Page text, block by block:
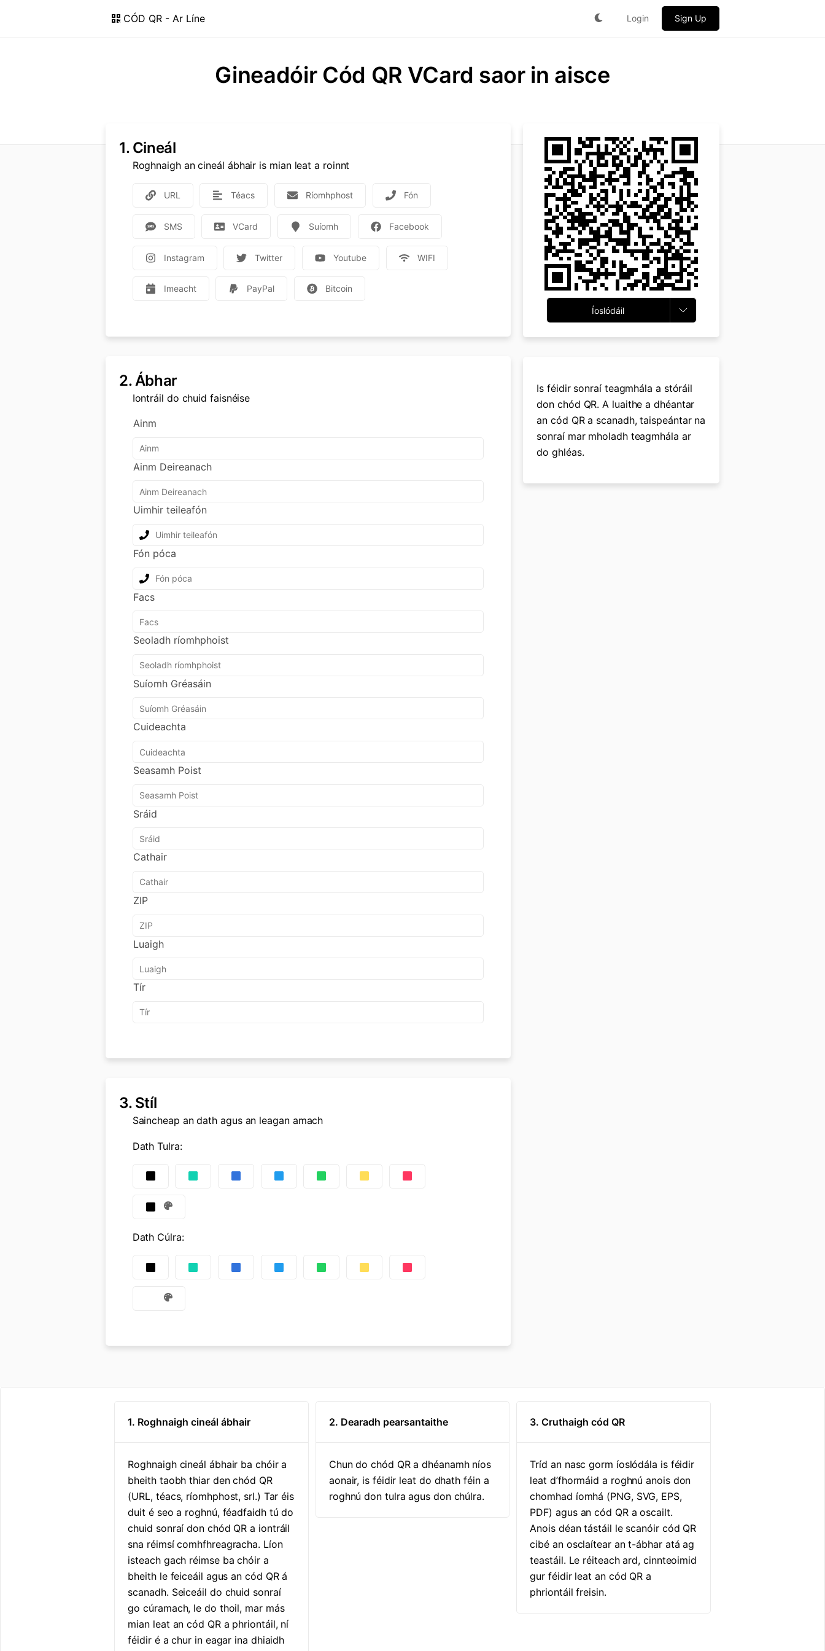
CÓD QR - Ar Líne Login Sign Up
Gineadóir Cód QR VCard saor in aisce
1. Cineál
Roghnaigh an cineál ábhair is mian leat a roinnt
URL Téacs Ríomhphost Fón
SMS VCard Suíomh Facebook
Instagram Twitter Youtube WIFI
Imeacht PayPal Bitcoin
2.Ábhar
Iontráil do chuid faisnéise
Ainm
Ainm Deireanach
Uimhir teileafón
Fón póca
Facs
Seoladh ríomhphoist
Suíomh Gréasáin
Cuideachta
Seasamh Poist
Sráid
Cathair
ZIP
Luaigh
Tír
3. Stíl
Saincheap an dath agus an leagan amach
Dath Tulra:
Dath Cúlra:
Íoslódáil
Is féidir sonraí teagmhála a stóráil
don chód QR. A luaithe a dhéantar
an cód QR a scanadh, taispeántar na
sonraí mar mholadh teagmhála ar
do ghléas.
1. Roghnaigh cineál ábhair
Roghnaigh cineál ábhair ba chóir a
bheith taobh thiar den chód QR
(URL, téacs, ríomhphost, srl.) Tar éis
duit é seo a roghnú, féadfaidh tú do
chuid sonraí don chód QR a iontráil
sna réimsí comhfhreagracha. Líon
isteach gach réimse ba chóir a
bheith le feiceáil agus an cód QR á
scanadh. Seiceáil do chuid sonraí
go cúramach, le do thoil, mar más
mian leat an cód QR a phriontáil, ní
féidir é a chur in eagar ina dhiaidh
2. Dearadh pearsantaithe
Chun do chód QR a dhéanamh níos
aonair, is féidir leat do dhath féin a
roghnú don tulra agus don chúlra.
3. Cruthaigh cód QR
Tríd an nasc gorm íoslódála is féidir
leat d’fhormáid a roghnú anois don
chomhad íomhá (PNG, SVG, EPS,
PDF) agus an cód QR a oscailt.
Anois déan tástáil le scanóir cód QR
cibé an osclaítear an t-ábhar atá ag
teastáil. Le réiteach ard, cinnteoimid
gur féidir leat an cód QR a
phriontáil freisin.